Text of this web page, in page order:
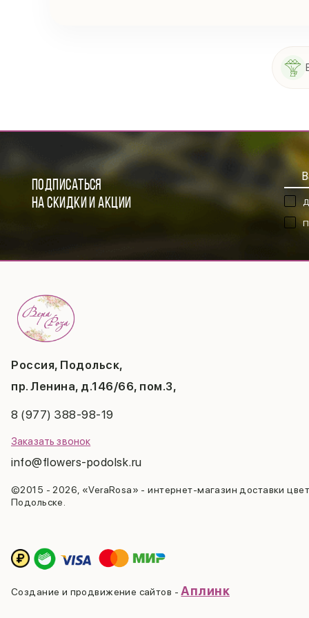
ПОДПИСАТЬСЯ
НА СКИДКИ И АКЦИИ
Россия, Подольск,
пр. Ленина, д.146/66, пом.3,
8 (977) 388-98-19
Заказать звонок
info@flowers-podolsk.ru
©2015 - 2026, «VeraRosa» - интернет-магазин доставки
Подольске.
Создание и продвижение сайтов -Аплинк